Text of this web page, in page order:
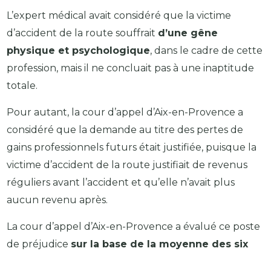
L’expert médical avait considéré que la victime
d’accident de la route souffrait d’une gêne
physique et psychologique, dans le cadre de cette
profession, mais il ne concluait pas à une inaptitude
totale.
Pour autant, la cour d’appel d’Aix-en-Provence a
considéré que la demande au titre des pertes de
gains professionnels futurs était justifiée, puisque la
victime d’accident de la route justifiait de revenus
réguliers avant l’accident et qu’elle n’avait plus
aucun revenu après.
La cour d’appel d’Aix-en-Provence a évalué ce poste
de préjudice sur la base de la moyenne des six